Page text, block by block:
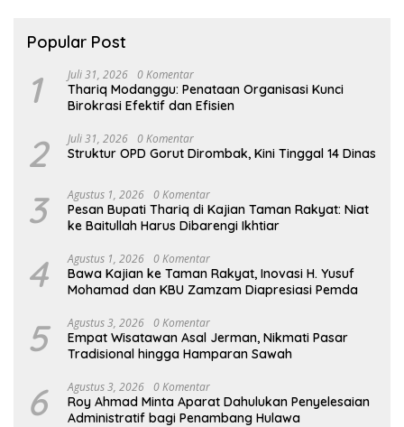
Popular Post
1 Juli 31, 2026 0 Komentar
Thariq Modanggu: Penataan Organisasi Kunci
Birokrasi Efektif dan Efisien
2 Juli 31, 2026 0 Komentar
Struktur OPD Gorut Dirombak, Kini Tinggal 14 Dinas
3 Agustus 1, 2026 0 Komentar
Pesan Bupati Thariq di Kajian Taman Rakyat: Niat
ke Baitullah Harus Dibarengi Ikhtiar
4 Agustus 1, 2026 0 Komentar
Bawa Kajian ke Taman Rakyat, Inovasi H. Yusuf
Mohamad dan KBU Zamzam Diapresiasi Pemda
5 Agustus 3, 2026 0 Komentar
Empat Wisatawan Asal Jerman, Nikmati Pasar
Tradisional hingga Hamparan Sawah
6 Agustus 3, 2026 0 Komentar
Roy Ahmad Minta Aparat Dahulukan Penyelesaian
Administratif bagi Penambang Hulawa